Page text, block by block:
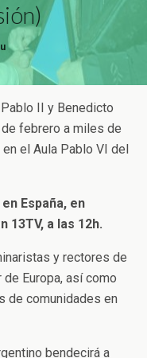
II y Benedicto
febrero a miles de
el Aula Pablo VI del
España, en
13TV, a las 12h.
y rectores de
Europa, así como
de comunidades en
bendecirá a